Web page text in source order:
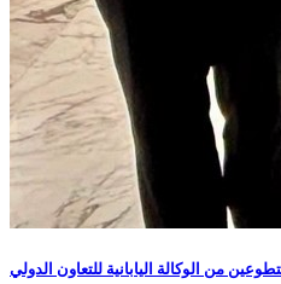
من الوكالة اليابانية للتعاون الدولي